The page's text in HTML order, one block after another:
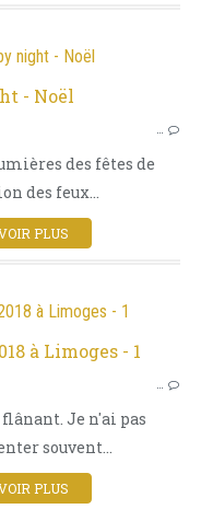
night - Noël
…
des fêtes de
des feux...
PLUS
à Limoges - 1
…
Je n'ai pas
souvent...
PLUS